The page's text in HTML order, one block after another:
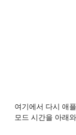
여기에서 다시 애
모드 시간을 아래